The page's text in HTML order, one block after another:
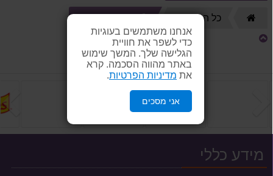
אנחנו משתמשים בעוגיות
כדי לשפר את חוויית
הגלישה שלך. המשך שימוש
באתר מהווה הסכמה. קרא
את מדיניות הפרטיות.
אני מסכים
כל המוצרים 🦜 תוכים וציפורים
הקודם
מידע כללי